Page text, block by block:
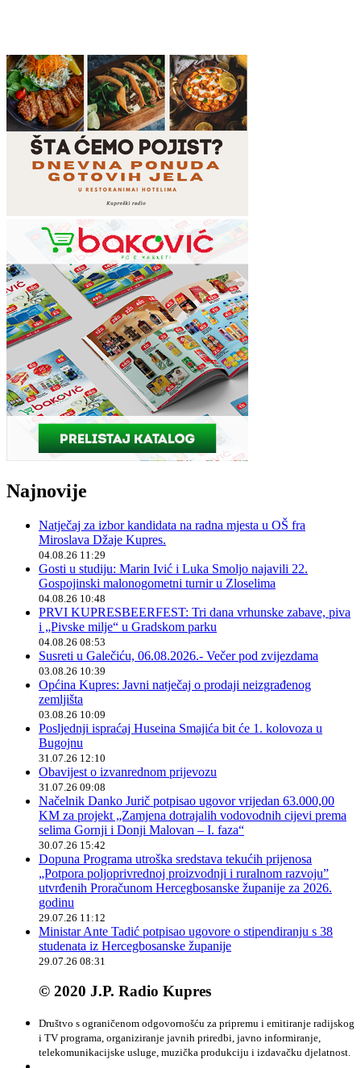
Najnovije
Natječaj za izbor kandidata na radna mjesta u OŠ fra
Miroslava Džaje Kupres.
04.08.26 11:29
Gosti u studiju: Marin Ivić i Luka Smoljo najavili 22.
Gospojinski malonogometni turnir u Zloselima
04.08.26 10:48
PRVI KUPRESBEERFEST: Tri dana vrhunske zabave, piva
i „Pivske milje“ u Gradskom parku
04.08.26 08:53
Susreti u Galečiću, 06.08.2026.- Večer pod zvijezdama
03.08.26 10:39
Općina Kupres: Javni natječaj o prodaji neizgrađenog
zemljišta
03.08.26 10:09
Posljednji ispraćaj Huseina Smajića bit će 1. kolovoza u
Bugojnu
31.07.26 12:10
Obavijest o izvanrednom prijevozu
31.07.26 09:08
Načelnik Danko Jurič potpisao ugovor vrijedan 63.000,00
KM za projekt „Zamjena dotrajalih vodovodnih cijevi prema
selima Gornji i Donji Malovan – I. faza“
30.07.26 15:42
Dopuna Programa utroška sredstava tekućih prijenosa
„Potpora poljoprivrednoj proizvodnji i ruralnom razvoju”
utvrđenih Proračunom Hercegbosanske županije za 2026.
godinu
29.07.26 11:12
Ministar Ante Tadić potpisao ugovore o stipendiranju s 38
studenata iz Hercegbosanske županije
29.07.26 08:31
© 2020 J.P. Radio Kupres
Društvo s ograničenom odgovornošću za pripremu i emitiranje radijskog
i TV programa, organiziranje javnih priredbi, javno informiranje,
telekomunikacijske usluge, muzička produkciju i izdavačku djelatnost.